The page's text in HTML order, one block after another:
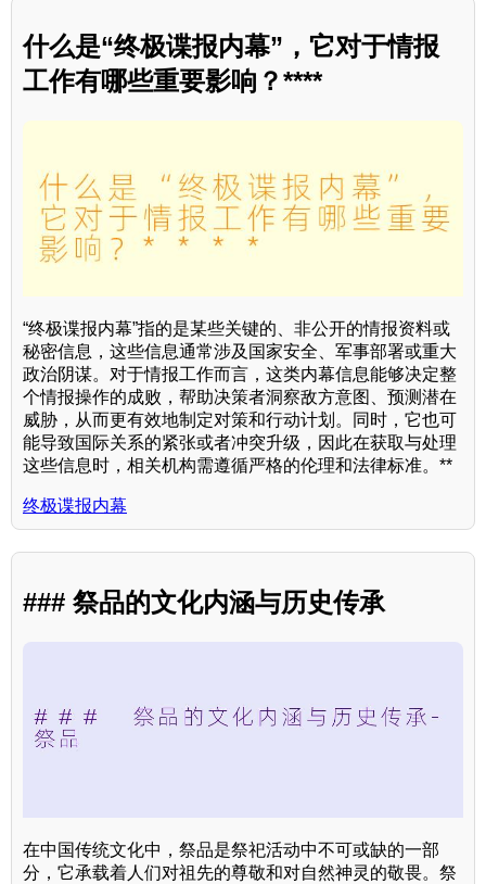
什么是“终极谍报内幕”，它对于情报
工作有哪些重要影响？****
“终极谍报内幕”指的是某些关键的、非公开的情报资料或
秘密信息，这些信息通常涉及国家安全、军事部署或重大
政治阴谋。对于情报工作而言，这类内幕信息能够决定整
个情报操作的成败，帮助决策者洞察敌方意图、预测潜在
威胁，从而更有效地制定对策和行动计划。同时，它也可
能导致国际关系的紧张或者冲突升级，因此在获取与处理
这些信息时，相关机构需遵循严格的伦理和法律标准。**
终极谍报内幕
### 祭品的文化内涵与历史传承
在中国传统文化中，祭品是祭祀活动中不可或缺的一部
分，它承载着人们对祖先的尊敬和对自然神灵的敬畏。祭